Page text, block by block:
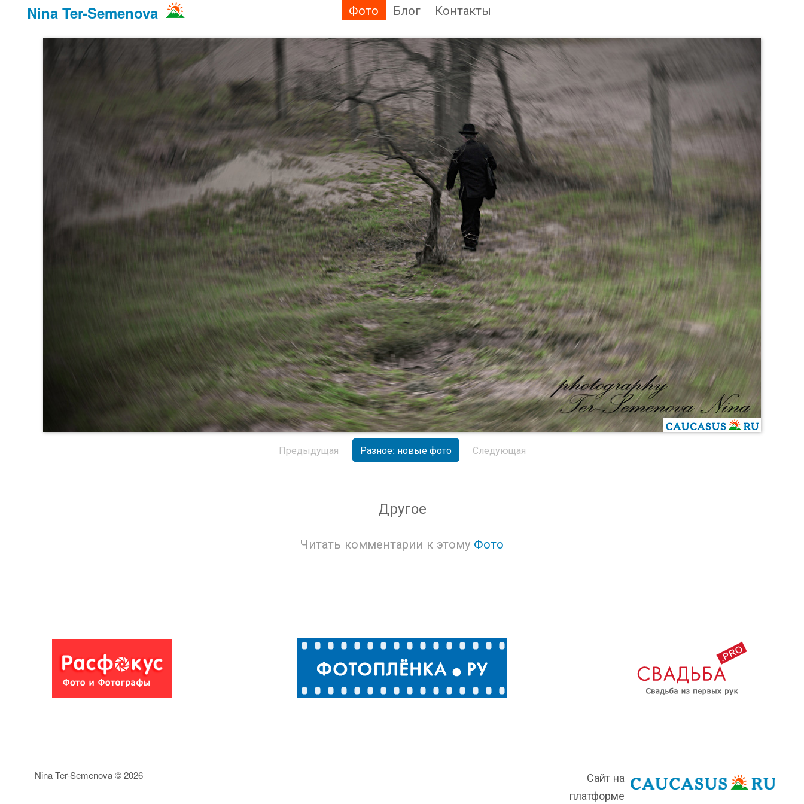
Nina Ter-Semenova Фото Блог Контакты
Предыдущая Разное: новые фото Следующая
Другое
Читать комментарии к этому Фото
Nina Ter-Semenova © 2026
Сайт на
платформе